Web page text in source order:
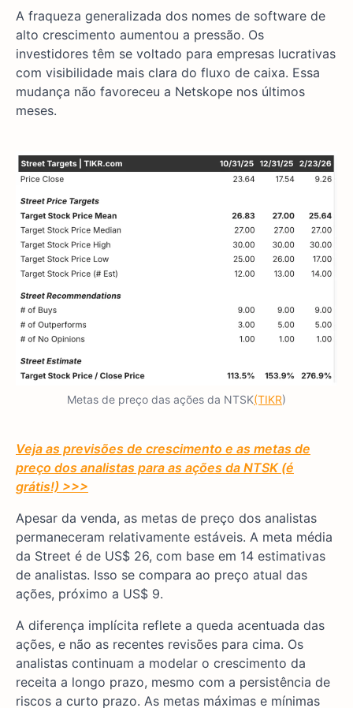
A fraqueza generalizada dos nomes de software de
alto crescimento aumentou a pressão. Os
investidores têm se voltado para empresas lucrativas
com visibilidade mais clara do fluxo de caixa. Essa
mudança não favoreceu a Netskope nos últimos
meses.
Metas de preço das ações da NTSK(TIKR)
Veja as previsões de crescimento e as metas de
preço dos analistas para as ações da NTSK (é
grátis!) >>>
Apesar da venda, as metas de preço dos analistas
permaneceram relativamente estáveis. A meta média
da Street é de US$ 26, com base em 14 estimativas
de analistas. Isso se compara ao preço atual das
ações, próximo a US$ 9.
A diferença implícita reflete a queda acentuada das
ações, e não as recentes revisões para cima. Os
analistas continuam a modelar o crescimento da
receita a longo prazo, mesmo com a persistência de
riscos a curto prazo. As metas máximas e mínimas